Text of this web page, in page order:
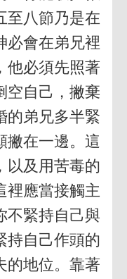
至八節乃是在
必會在弟兄裡
他必須先照著
空自己，撇棄
的弟兄多半緊
撇在一邊。這
以及用苦毒的
裡應當接觸主
不緊持自己與
持自己作頭的
的地位。靠著